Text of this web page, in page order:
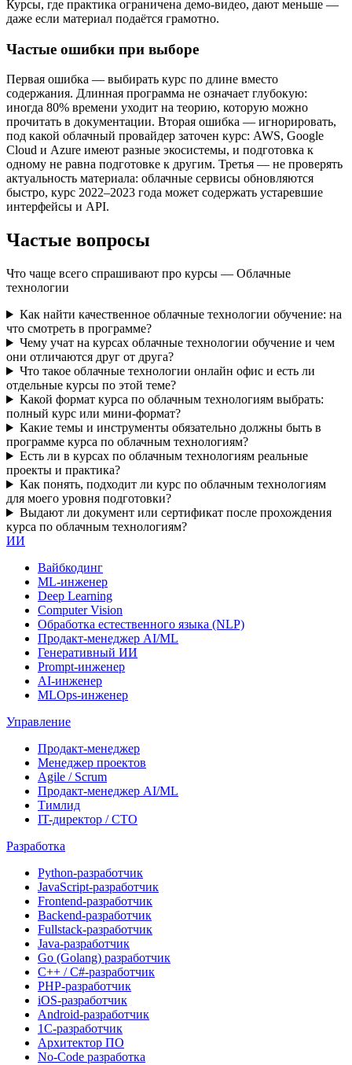
Курсы, где практика ограничена демо-видео, дают меньше —
даже если материал подаётся грамотно.
Частые ошибки при выборе
Первая ошибка — выбирать курс по длине вместо
содержания. Длинная программа не означает глубокую:
иногда 80% времени уходит на теорию, которую можно
прочитать в документации. Вторая ошибка — игнорировать,
под какой облачный провайдер заточен курс: AWS, Google
Cloud и Azure имеют разные экосистемы, и подготовка к
одному не равна подготовке к другим. Третья — не проверять
актуальность материала: облачные сервисы обновляются
быстро, курс 2022–2023 года может содержать устаревшие
интерфейсы и API.
Частые вопросы
Что чаще всего спрашивают про курсы — Облачные
технологии
Как найти качественное облачные технологии обучение: на
что смотреть в программе?
Чему учат на курсах облачные технологии обучение и чем
они отличаются друг от друга?
Что такое облачные технологии онлайн офис и есть ли
отдельные курсы по этой теме?
Какой формат курса по облачным технологиям выбрать:
полный курс или мини-формат?
Какие темы и инструменты обязательно должны быть в
программе курса по облачным технологиям?
Есть ли в курсах по облачным технологиям реальные
проекты и практика?
Как понять, подходит ли курс по облачным технологиям
для моего уровня подготовки?
Выдают ли документ или сертификат после прохождения
курса по облачным технологиям?
ИИ
Вайбкодинг
ML-инженер
Deep Learning
Computer Vision
Обработка естественного языка (NLP)
Продакт-менеджер AI/ML
Генеративный ИИ
Prompt-инженер
AI-инженер
MLOps-инженер
Управление
Продакт-менеджер
Менеджер проектов
Agile / Scrum
Продакт-менеджер AI/ML
Тимлид
IT-директор / CTO
Разработка
Python-разработчик
JavaScript-разработчик
Frontend-разработчик
Backend-разработчик
Fullstack-разработчик
Java-разработчик
Go (Golang) разработчик
C++ / C#-разработчик
PHP-разработчик
iOS-разработчик
Android-разработчик
1С-разработчик
Архитектор ПО
No-Code разработка